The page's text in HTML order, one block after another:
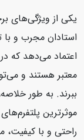
یکی از ویژگی‌های
استادان مجرب و با
اعتماد می‌دهد که در
معتبر هستند و
ببرند. به طور
موثرترین
راحتی و با کیفیت،